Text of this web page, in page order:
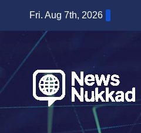
Fri. Aug 7th, 2026